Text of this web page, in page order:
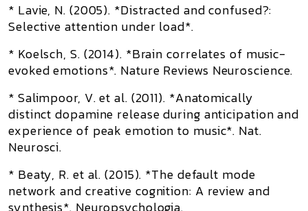
* Lavie, N. (2005). *Distracted and confused?:
Selective attention under load*.
* Koelsch, S. (2014). *Brain correlates of music-
evoked emotions*. Nature Reviews Neuroscience.
* Salimpoor, V. et al. (2011). *Anatomically
distinct dopamine release during anticipation and
experience of peak emotion to music*. Nat.
Neurosci.
* Beaty, R. et al. (2015). *The default mode
network and creative cognition: A review and
synthesis*. Neuropsychologia.